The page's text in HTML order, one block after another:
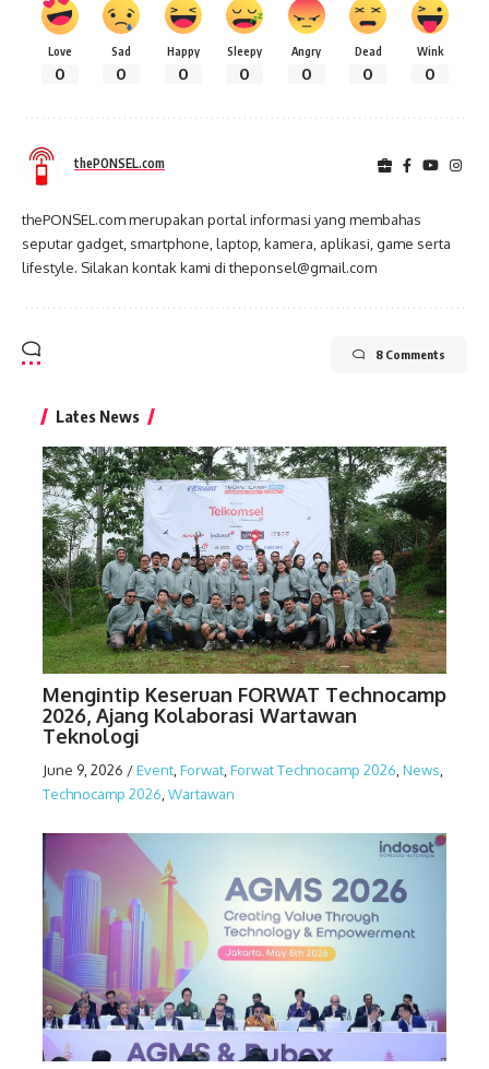
Love
0
Sad
0
Happy
0
Sleepy
0
Angry
0
Dead
0
Wink
0
thePONSEL.com
thePONSEL.com merupakan portal informasi yang membahas
seputar gadget, smartphone, laptop, kamera, aplikasi, game serta
lifestyle. Silakan kontak kami di theponsel@gmail.com
8 Comments
Lates News
Mengintip Keseruan FORWAT Technocamp
2026, Ajang Kolaborasi Wartawan
Teknologi
June 9, 2026 /Event,Forwat,Forwat Technocamp 2026,News,
Technocamp 2026,Wartawan